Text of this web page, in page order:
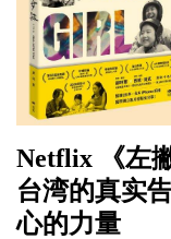
Netflix 《左
台湾的真实
心的力量